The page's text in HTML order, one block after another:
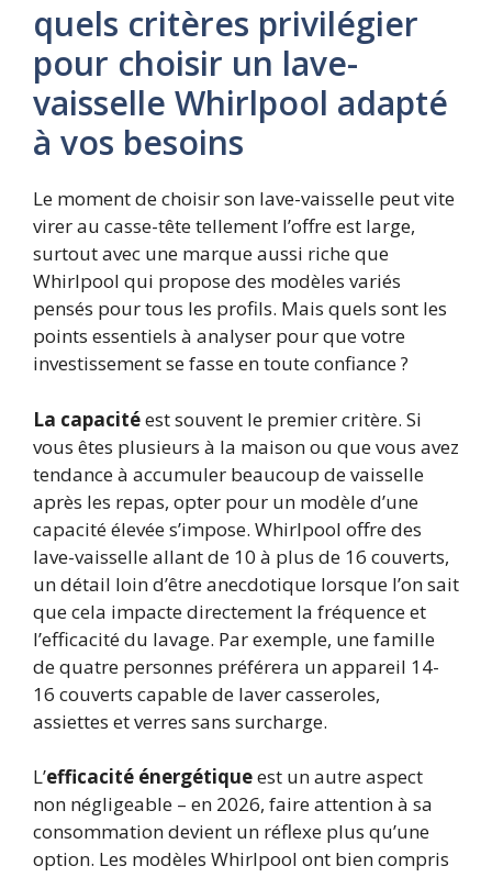
quels critères privilégier
pour choisir un lave-
vaisselle Whirlpool adapté
à vos besoins
Le moment de choisir son lave-vaisselle peut vite
virer au casse-tête tellement l’offre est large,
surtout avec une marque aussi riche que
Whirlpool qui propose des modèles variés
pensés pour tous les profils. Mais quels sont les
points essentiels à analyser pour que votre
investissement se fasse en toute confiance ?
La capacitéest souvent le premier critère. Si
vous êtes plusieurs à la maison ou que vous avez
tendance à accumuler beaucoup de vaisselle
après les repas, opter pour un modèle d’une
capacité élevée s’impose. Whirlpool offre des
lave-vaisselle allant de 10 à plus de 16 couverts,
un détail loin d’être anecdotique lorsque l’on sait
que cela impacte directement la fréquence et
l’efficacité du lavage. Par exemple, une famille
de quatre personnes préférera un appareil 14-
16 couverts capable de laver casseroles,
assiettes et verres sans surcharge.
L’efficacité énergétiqueest un autre aspect
non négligeable – en 2026, faire attention à sa
consommation devient un réflexe plus qu’une
option. Les modèles Whirlpool ont bien compris